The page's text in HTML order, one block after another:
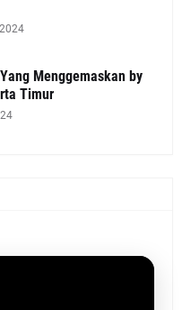
Menggemaskan by
Timur